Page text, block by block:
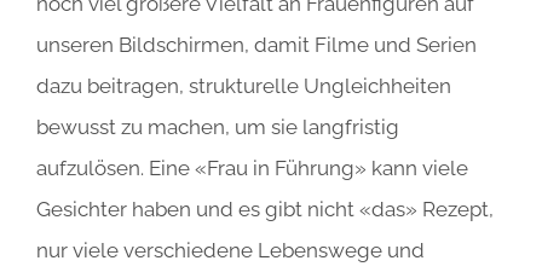
unseren Bildschirmen, damit Filme und Serien
dazu beitragen, strukturelle Ungleichheiten
bewusst zu machen, um sie langfristig
aufzulösen. Eine «Frau in Führung» kann viele
Gesichter haben und es gibt nicht «das» Rezept,
nur viele verschiedene Lebenswege und